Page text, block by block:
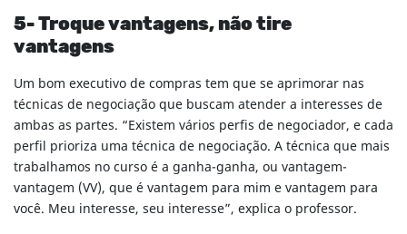
5- Troque vantagens, não tire
vantagens
Um bom executivo de compras tem que se aprimorar nas
técnicas de negociação que buscam atender a interesses de
ambas as partes. “Existem vários perfis de negociador, e cada
perfil prioriza uma técnica de negociação. A técnica que mais
trabalhamos no curso é a ganha-ganha, ou vantagem-
vantagem (VV), que é vantagem para mim e vantagem para
você. Meu interesse, seu interesse”, explica o professor.